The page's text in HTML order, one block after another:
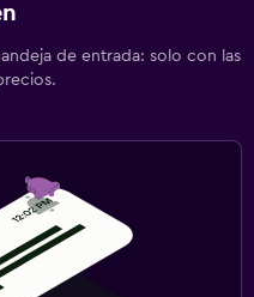
de entrada: solo con las